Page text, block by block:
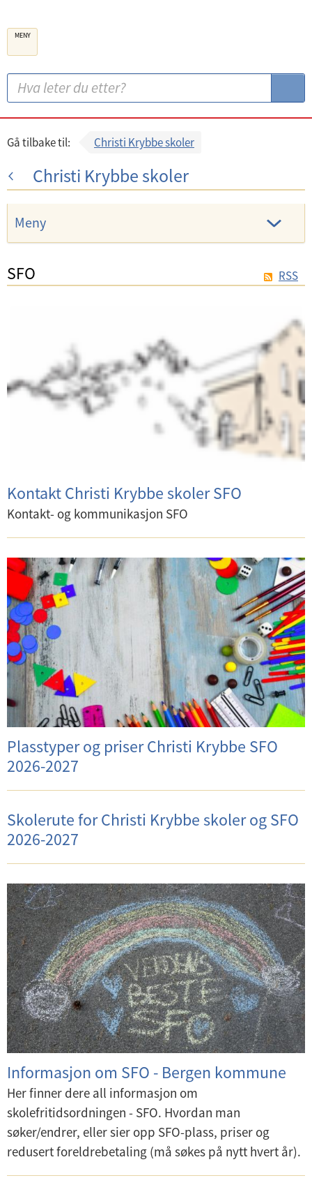
g
e
n
ø
k
:
S
ø
MENY
Gå tilbake til: Christi Krybbe skoler
Christi Krybbe skoler
Meny
RSS
SFO
Kontakt Christi Krybbe skoler SFO
Kontakt- og kommunikasjon SFO
Plasstyper og priser Christi Krybbe SFO
2026-2027
Skolerute for Christi Krybbe skoler og SFO
2026-2027
Informasjon om SFO - Bergen kommune
Her finner dere all informasjon om
skolefritidsordningen - SFO. Hvordan man
søker/endrer, eller sier opp SFO-plass, priser og
redusert foreldrebetaling (må søkes på nytt hvert år).